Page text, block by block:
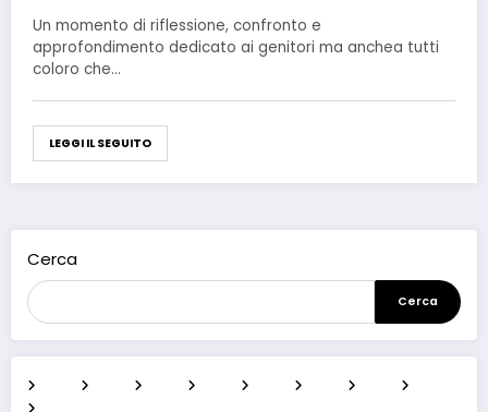
Un momento di riflessione, confronto e
approfondimento dedicato ai genitori ma anchea tutti
coloro che…
LEGGI IL SEGUITO
Cerca
Cerca